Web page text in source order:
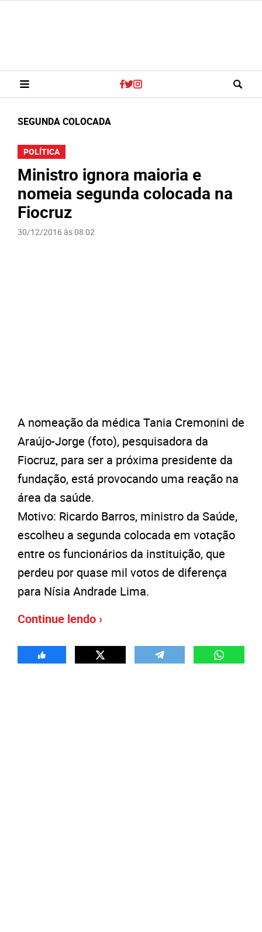
SEGUNDA COLOCADA
POLÍTICA
Ministro ignora maioria e
nomeia segunda colocada na
Fiocruz
30/12/2016 às 08:02
A nomeação da médica Tania Cremonini de
Araújo-Jorge (foto), pesquisadora da
Fiocruz, para ser a próxima presidente da
fundação, está provocando uma reação na
área da saúde.
Motivo: Ricardo Barros, ministro da Saúde,
escolheu a segunda colocada em votação
entre os funcionários da instituição, que
perdeu por quase mil votos de diferença
para Nísia Andrade Lima.
Continue lendo ›